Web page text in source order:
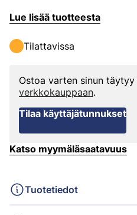
Lue lisää tuotteesta
Tilattavissa
Ostoa varten sinun täytyy
verkkokauppaan.
Tilaa käyttäjätunnukset
Katso myymäläsaatavuus
Tuotetiedot